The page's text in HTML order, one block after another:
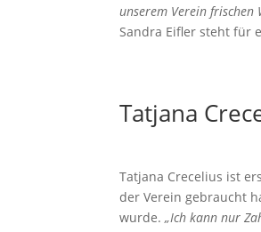
unserem Verein frischen
Sandra Eifler steht für
Tatjana
Tatjana Crecelius ist
der Verein gebraucht
wurde.„Ich kann nur